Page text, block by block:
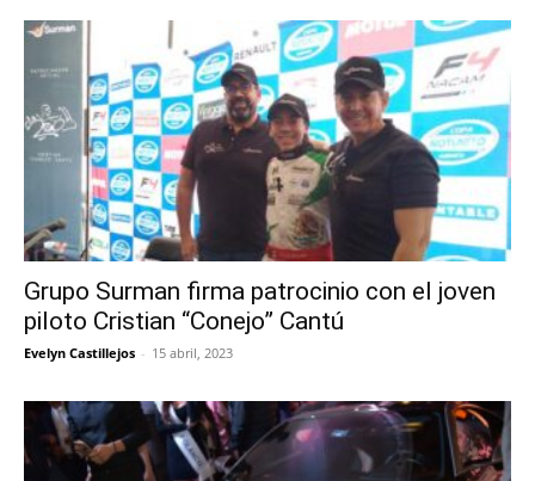
Grupo Surman firma patrocinio con el joven
piloto Cristian “Conejo” Cantú
Evelyn Castillejos - 15 abril, 2023